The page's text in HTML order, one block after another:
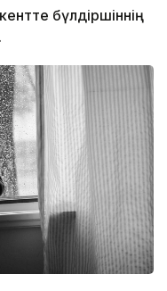
бүлдіршіннің